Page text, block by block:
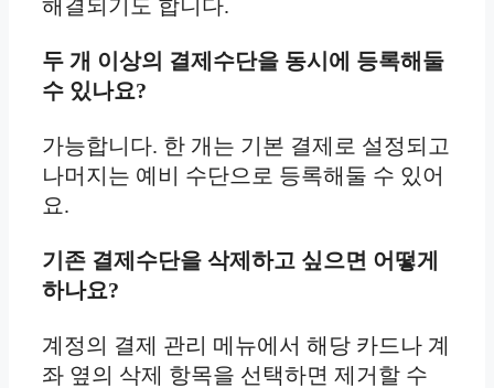
해결되기도 합니다.
두 개 이상의 결제수단을 동시에 등록해둘
수 있나요?
가능합니다. 한 개는 기본 결제로 설정되고
나머지는 예비 수단으로 등록해둘 수 있어
요.
기존 결제수단을 삭제하고 싶으면 어떻게
하나요?
계정의 결제 관리 메뉴에서 해당 카드나 계
좌 옆의 삭제 항목을 선택하면 제거할 수